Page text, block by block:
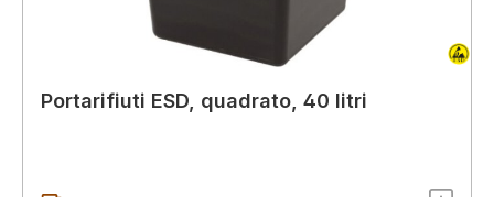
Portarifiuti ESD, quadrato, 40 litri